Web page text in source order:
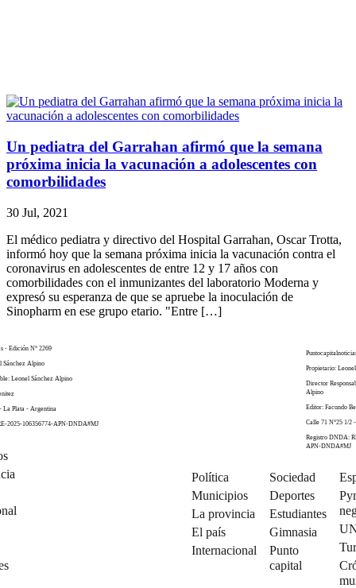
Un pediatra del Garrahan afirmó que la semana
próxima inicia la vacunación a adolescentes con
comorbilidades
30 Jul, 2021
El médico pediatra y directivo del Hospital Garrahan, Oscar Trotta,
informó hoy que la semana próxima inicia la vacunación contra el
coronavirus en adolescentes de entre 12 y 17 años con
comorbilidades con el inmunizantes del laboratorio Moderna y
expresó su esperanza de que se apruebe la inoculación de
Sinopharm en ese grupo etario. "Entre […]
- Edición N° 2269
Sánchez Alpino
Leonel Sánchez Alpino
La Plata - Argentina
2025-106356774-APN-DNDA#MJ
Propietario:
Director
Alpino
Editor: Facundo
Calle 71 N°25 1/2
Registro DNDA:
APN-DNDA#MJ
Política
Municipios
La provincia
El país
Internacional
Sociedad
Deportes
Estudiantes
Gimnasia
Punto
capital